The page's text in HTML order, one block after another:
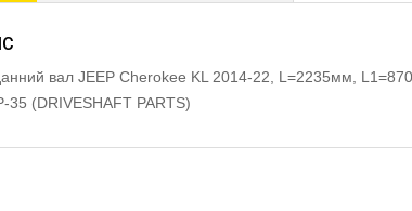
вал JEEP Cherokee KL 2014-22, L=2235мм,
35 (DRIVESHAFT PARTS)